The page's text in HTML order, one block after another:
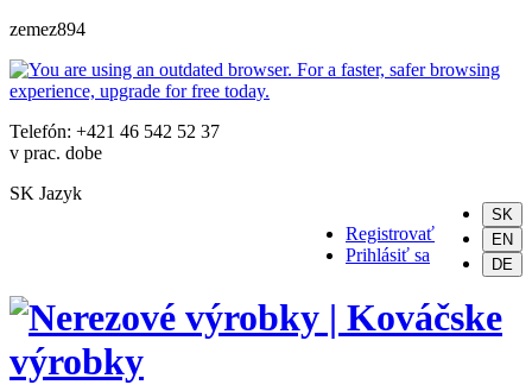
zemez894
Telefón: +421 46 542 52 37
v prac. dobe
SK Jazyk
SK
EN
DE
Registrovať
Prihlásiť sa